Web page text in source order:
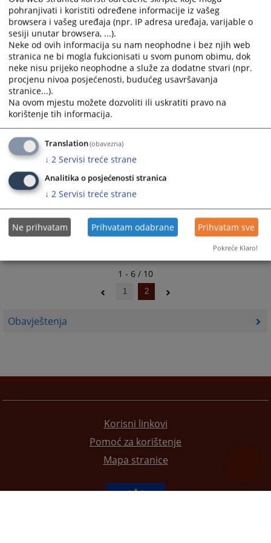
Obavještenja
calendar
and
select
a
date.
Press
the
question
mark
key
to
get
keyboard
shortcuts
for
changing
dates.
calendar
and
select
a
date.
Press
the
question
mark
key
to
get
keyboard
shortcuts
for
changing
dates.
07.08.2024.
Obavještenje o nabavci 4359-7-1-4-3-1/24
03.11.2023.
Obavještenje o nabavci 4359-7-1-27-3-3/23
25.09.2023.
Obavještenje o nabavci 4359-7-3-13-3-2/23
22.06.2023.
Obavještenje o nabavci 4359-7-1-7-3-1/23
1 - 6 / 10
1 2
Korisni linkovi
Pomoć za korištenje
Mapa stranice
pohranjivati i koristiti određene informacije iz vašeg
browsera i vašeg uređaja (npr. IP adresa uređaja, varijable o
sesiji unutar browsera, ...).
Neke od ovih informacija su nam neophodne i bez njih web
stranica ne bi mogla fukcionisati u svom punom obimu, dok
neke nisu prijeko neophodne a služe za dodatne stvari (npr.
procjenu nivoa posjećenosti, budućeg usavršavanja
stranice...).
Na ovom mjestu možete dozvoliti ili uskratiti pravo na
korištenje tih informacija.
Translation(obavezna)
↓ 2 Servisi treće strane
Analitika o posjećenosti stranica
↓ 2 Servisi treće strane
Ne prihvatam Prihvatam odabrane Prihvatam sve
Pokreće Klaro!